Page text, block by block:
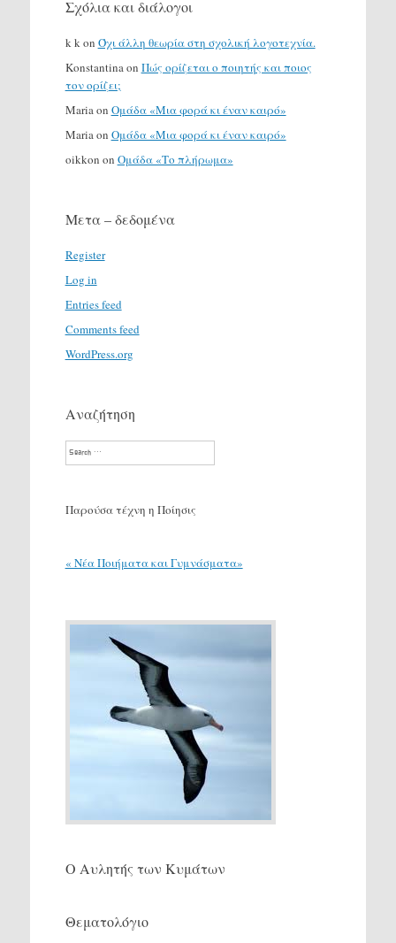
Σχόλια και διάλογοι
k k on Όχι άλλη θεωρία στη σχολική λογοτεχνία.
Konstantina on Πώς ορίζεται ο ποιητής και ποιος
τον ορίζει;
Maria on Ομάδα «Μια φορά κι έναν καιρό»
Maria on Ομάδα «Μια φορά κι έναν καιρό»
oikkon on Ομάδα «Το πλήρωμα»
Μετα – δεδομένα
Register
Log in
Entries feed
Comments feed
WordPress.org
Αναζήτηση
Search
Παρούσα τέχνη η Ποίησις
« Νέα Ποιήματα και Γυμνάσματα»
Ο Αυλητής των Κυμάτων
Θεματολόγιο